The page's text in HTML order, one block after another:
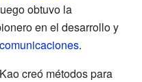
obtuvo la
en el desarrollo y
.
creó métodos para